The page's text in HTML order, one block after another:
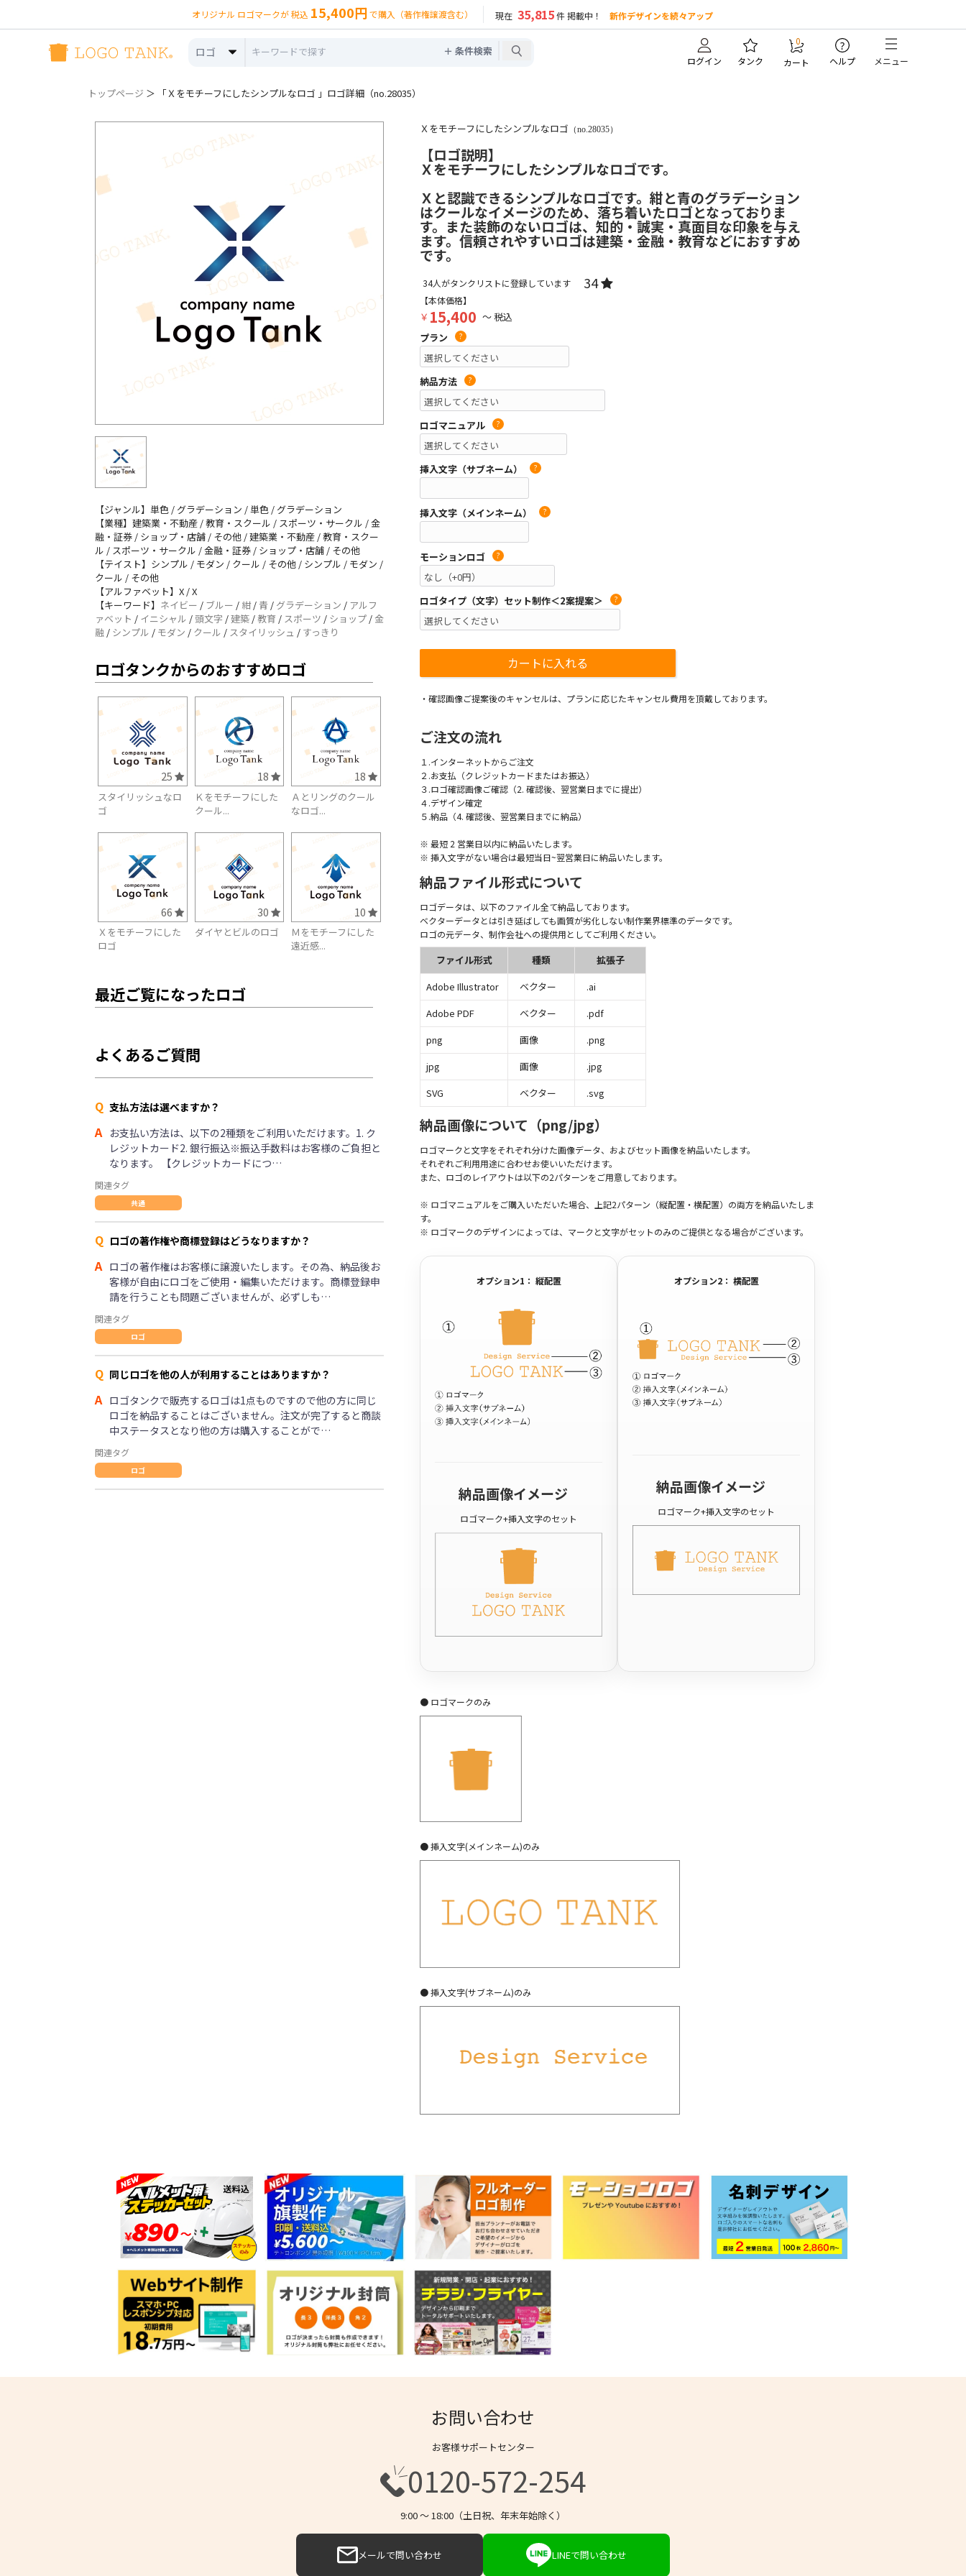
オリジナル ロゴマークが 税込 15,400円 で購入（著作権譲渡含む） 現在 35,815件 掲載中！ 新作デザインを続々アップ
ロゴ ＋ 条件検索
ログイン タンク
0
カート
?
ヘルプ メニュー
トップページ ＞ 「Ｘをモチーフにしたシンプルなロゴ 」ロゴ詳細（no.28035）
【ジャンル】単色 / グラデーション / 単色 / グラデーション
【業種】建築業・不動産 / 教育・スクール / スポーツ・サークル / 金
融・証券 / ショップ・店舗 / その他 / 建築業・不動産 / 教育・スクー
ル / スポーツ・サークル / 金融・証券 / ショップ・店舗 / その他
【テイスト】シンプル / モダン / クール / その他 / シンプル / モダン /
クール / その他
【アルファベット】X / X
【キーワード】 ネイビー / ブルー / 紺/ 青 / グラデーション / アルフ
ァベット / イニシャル / 頭文字 /建築 / 教育 / スポーツ / ショップ / 金
融 / シンプル / モダン / クール / スタイリッシュ / すっきり
ロゴタンクからのおすすめロゴ
25
スタイリッシュなロ
ゴ
18
Ｋをモチーフにした
クール...
18
Ａとリングのクール
なロゴ...
66
Ｘをモチーフにした
ロゴ
30
ダイヤとビルのロゴ
10
Ｍをモチーフにした
遠近感...
最近ご覧になったロゴ
よくあるご質問
Q 支払方法は選べますか？
A お支払い方法は、以下の2種類をご利用いただけます。1. ク
レジットカード2. 銀行振込※振込手数料はお客様のご負担と
なります。 【クレジットカードにつ…
関連タグ
共通
Q ロゴの著作権や商標登録はどうなりますか？
A ロゴの著作権はお客様に譲渡いたします。その為、納品後お
客様が自由にロゴをご使用・編集いただけます。商標登録申
請を行うことも問題ございませんが、必ずしも…
関連タグ
ロゴ
Q 同じロゴを他の人が利用することはありますか？
A ロゴタンクで販売するロゴは1点ものですので他の方に同じ
ロゴを納品することはございません。注文が完了すると商談
中ステータスとなり他の方は購入することがで…
関連タグ
ロゴ
Ｘをモチーフにしたシンプルなロゴ （no.28035）
【ロゴ説明】
Ｘをモチーフにしたシンプルなロゴです。
Ｘと認識できるシンプルなロゴです。紺と青のグラデーション
はクールなイメージのため、落ち着いたロゴとなっておりま
す。また装飾のないロゴは、知的・誠実・真面目な印象を与え
ます。信頼されやすいロゴは建築・金融・教育などにおすすめ
です。
34人がタンクリストに登録しています 34
【本体価格】
￥ 15,400 ～ 税込
プラン
?
納品方法 ?
ロゴマニュアル ?
挿入文字（サブネーム） ?
挿入文字（メインネーム） ?
モーションロゴ ?
ロゴタイプ（文字）セット制作＜2案提案＞ ?
・確認画像ご提案後のキャンセルは、プランに応じたキャンセル費用を頂戴しております。
ご注文の流れ
１.インターネットからご注文
２.お支払（クレジットカードまたはお振込）
３.ロゴ確認画像ご確認（2. 確認後、翌営業日までに提出）
４.デザイン確定
５.納品（4. 確認後、翌営業日までに納品）
※ 最短 2 営業日以内に納品いたします。
※ 挿入文字がない場合は最短当日~翌営業日に納品いたします。
納品ファイル形式について
ロゴデータは、以下のファイル全て納品しております。
ベクターデータとは引き延ばしても画質が劣化しない制作業界標準のデータです。
ロゴの元データ、制作会社への提供用としてご利用ください。
ファイル形式 種類
拡張子
Adobe Illustrator
ベクター
.ai
Adobe PDF
ベクター
.pdf
png
画像
.png
jpg
画像
.jpg
SVG
ベクター .svg
納品画像について（png/jpg）
ロゴマークと文字をそれぞれ分けた画像データ、およびセット画像を納品いたします。
それぞれご利用用途に合わせお使いいただけます。
また、ロゴのレイアウトは以下の2パターンをご用意しております。
※ ロゴマニュアルをご購入いただいた場合、上記2パターン（縦配置・横配置）の両方を納品いたしま
す。
※ ロゴマークのデザインによっては、マークと文字がセットのみのご提供となる場合がございます。
オプション1： 縦配置
納品画像イメージ
ロゴマーク+挿入文字のセット
オプション2： 横配置
納品画像イメージ
ロゴマーク+挿入文字のセット
● ロゴマークのみ
● 挿入文字(メインネーム)のみ
● 挿入文字(サブネーム)のみ
お問い合わせ
お客様サポートセンター
0120-572-254
9:00 〜 18:00（土日祝、年末年始除く）
メールで問い合わせ LINEで問い合わせ